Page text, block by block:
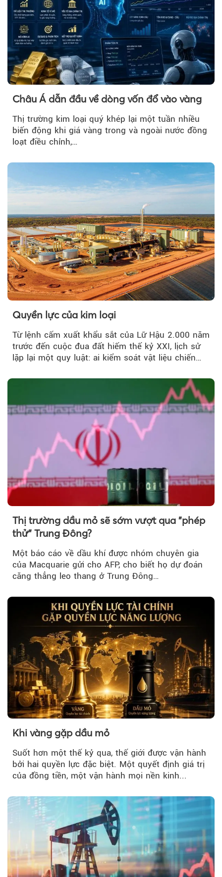
Châu Á dẫn đầu về dòng vốn đổ vào vàng
Thị trường kim loại quý khép lại một tuần nhiều
biến động khi giá vàng trong và ngoài nước đồng
loạt điều chỉnh,…
Quyền lực của kim loại
Từ lệnh cấm xuất khẩu sắt của Lữ Hậu 2.000 năm
trước đến cuộc đua đất hiếm thế kỷ XXI, lịch sử
lặp lại một quy luật: ai kiểm soát vật liệu chiến
Thị trường dầu mỏ sẽ sớm vượt qua "phép
thử" Trung Đông?
Một báo cáo về dầu khí được nhóm chuyên gia
của Macquarie gửi cho AFP, cho biết họ dự đoán
căng thẳng leo thang ở Trung Đông…
Khi vàng gặp dầu mỏ
Suốt hơn một thế kỷ qua, thế giới được vận hành
bởi hai quyền lực đặc biệt. Một quyết định giá trị
của đồng tiền, một vận hành mọi nền kinh...